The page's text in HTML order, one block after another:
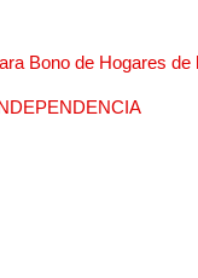
Bono de Hogares de